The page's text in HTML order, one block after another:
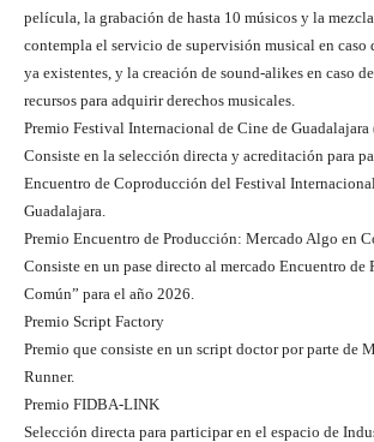
película, la grabación de hasta 10 músicos y la
contempla el servicio de supervisión musical en caso
ya existentes, y la creación de sound-alikes en caso
recursos para adquirir derechos musicales.
Premio Festival Internacional de Cine de Guadalajara
Consiste en la selección directa y acreditación para
Encuentro de Coproducción del Festival
Guadalajara.
Premio Encuentro de Producción: Mercado Algo en
Consiste en un pase directo al mercado Encuentro de
Común” para el año 2026.
Premio Script Factory
Premio que consiste en un script doctor por parte de
Runner.
Premio FIDBA-LINK
Selección directa para participar en el espacio de